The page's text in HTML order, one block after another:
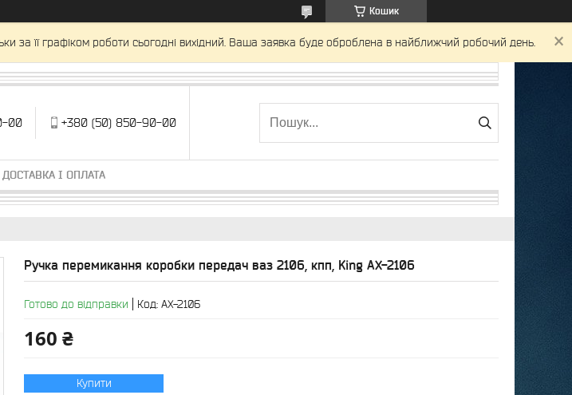
Кошик
за її графіком роботи сьогодні вихідний. Ваша заявка буде оброблена в найближчий робочий день.
00 +380 (50) 850-90-00
ДОСТАВКА І ОПЛАТА
Ручка перемикання коробки передач ваз 2106, кпп, King AX-2106
Готово до відправки Код: AX-2106
160 ₴
Купити